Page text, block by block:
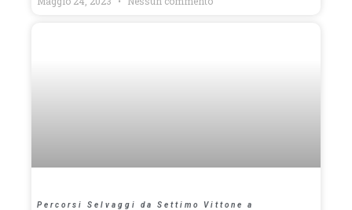
Percorsi Selvaggi da Settimo Vittone a